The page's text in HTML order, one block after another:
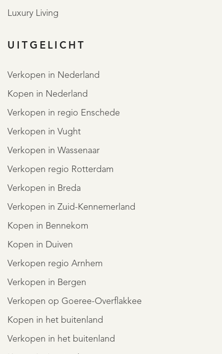
Luxury Living
UITGELICHT
Verkopen in Nederland
Kopen in Nederland
Verkopen in regio Enschede
Verkopen in Vught
Verkopen in Wassenaar
Verkopen regio Rotterdam
Verkopen in Breda
Verkopen in Zuid-Kennemerland
Kopen in Bennekom
Kopen in Duiven
Verkopen regio Arnhem
Verkopen in Bergen
Verkopen op Goeree-Overflakkee
Kopen in het buitenland
Verkopen in het buitenland